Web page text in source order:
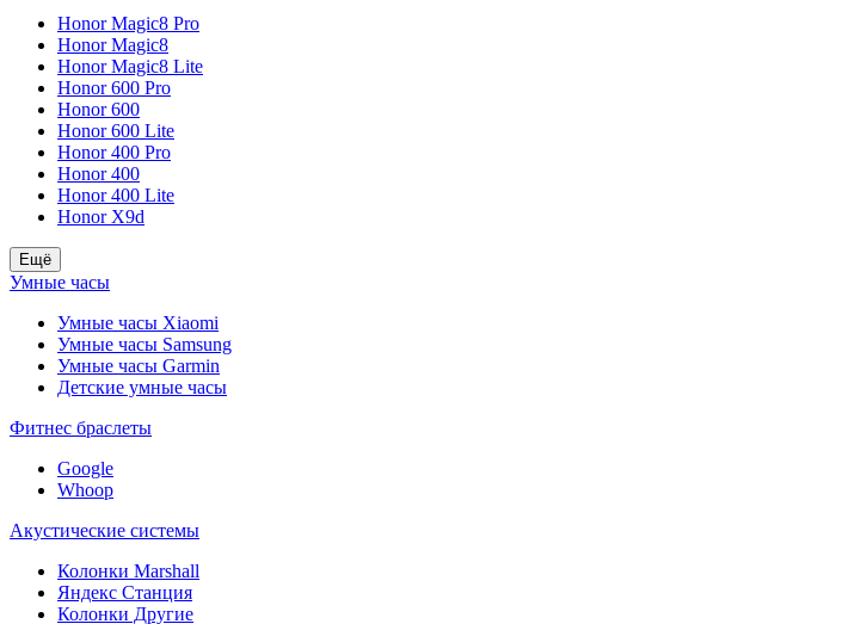
Honor Magic8 Pro
Honor Magic8
Honor Magic8 Lite
Honor 600 Pro
Honor 600
Honor 600 Lite
Honor 400 Pro
Honor 400
Honor 400 Lite
Honor X9d
Ещё
Умные часы
Умные часы Xiaomi
Умные часы Samsung
Умные часы Garmin
Детские умные часы
Фитнес браслеты
Google
Whoop
Акустические системы
Колонки Marshall
Яндекс Станция
Колонки Другие